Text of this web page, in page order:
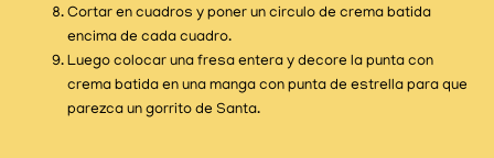
Cortar en cuadros y poner un circulo de crema batida
encima de cada cuadro.
Luego colocar una fresa entera y decore la punta con
crema batida en una manga con punta de estrella para que
parezca un gorrito de Santa.